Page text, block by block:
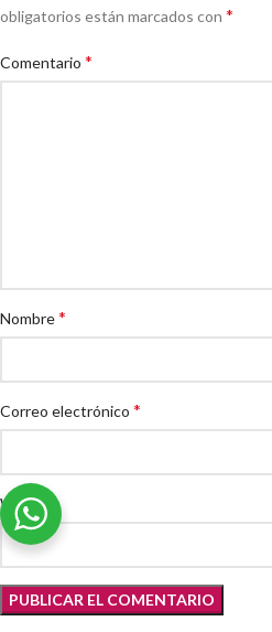
obligatorios están marcados con *
Comentario *
Nombre*
Correo electrónico *
Web